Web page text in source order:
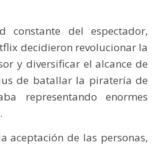
constante del espectador,
decidieron revolucionar la
y diversificar el alcance de
de batallar la piratería de
representando enormes
aceptación de las personas,